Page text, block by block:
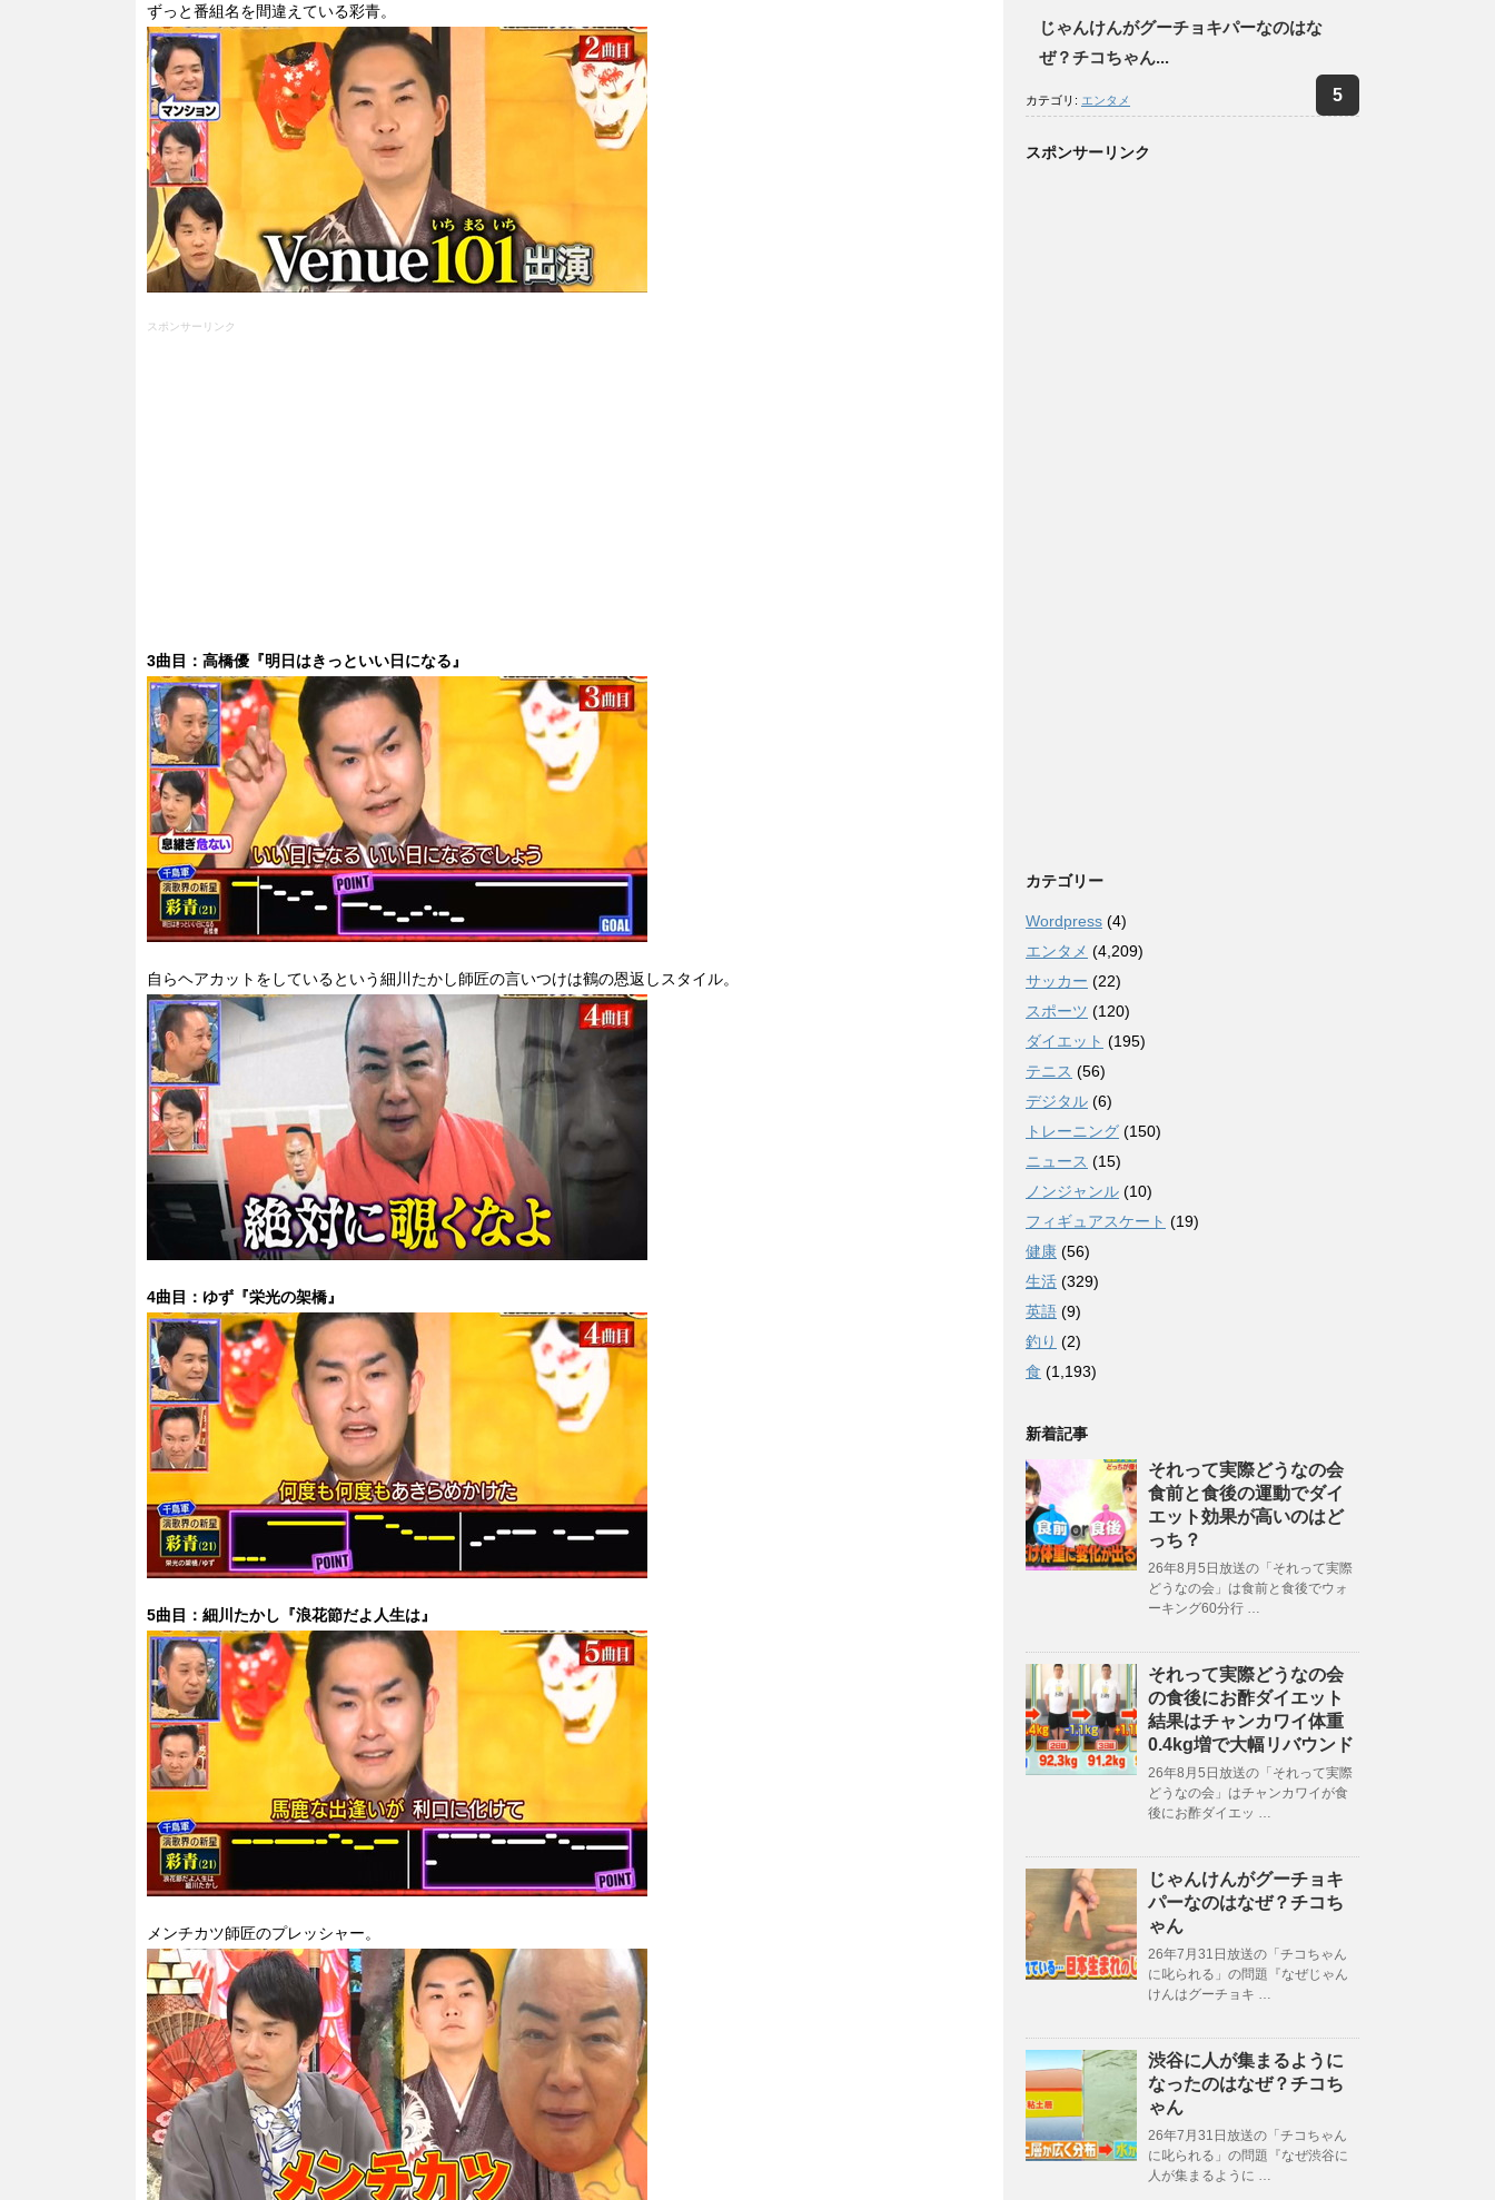
ずっと番組名を間違えている彩青。
スポンサーリンク
3曲目：高橋優『明日はきっといい日になる』
自らヘアカットをしているという細川たかし師匠の言いつけは鶴の恩返しスタイル。
4曲目：ゆず『栄光の架橋』
5曲目：細川たかし『浪花節だよ人生は』
メンチカツ師匠のプレッシャー。
じゃんけんがグーチョキパーなのはな
ぜ？チコちゃん...
カテゴリ: エンタメ
スポンサーリンク
カテゴリー
Wordpress (4)
エンタメ (4,209)
サッカー (22)
スポーツ (120)
ダイエット (195)
テニス (56)
デジタル (6)
トレーニング (150)
ニュース (15)
ノンジャンル (10)
フィギュアスケート (19)
健康 (56)
生活 (329)
英語 (9)
釣り (2)
食 (1,193)
新着記事
それって実際どうなの会
食前と食後の運動でダイ
エット効果が高いのはど
っち？
26年8月5日放送の「それって実際
どうなの会」は食前と食後でウォ
ーキング60分行 …
それって実際どうなの会
の食後にお酢ダイエット
結果はチャンカワイ体重
0.4kg増で大幅リバウンド
26年8月5日放送の「それって実際
どうなの会」はチャンカワイが食
後にお酢ダイエッ …
じゃんけんがグーチョキ
パーなのはなぜ？チコち
ゃん
26年7月31日放送の「チコちゃん
に叱られる」の問題『なぜじゃん
けんはグーチョキ …
渋谷に人が集まるように
なったのはなぜ？チコち
ゃん
26年7月31日放送の「チコちゃん
に叱られる」の問題『なぜ渋谷に
人が集まるように …